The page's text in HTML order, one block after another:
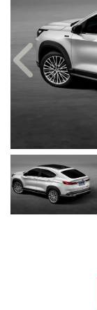
Anterior